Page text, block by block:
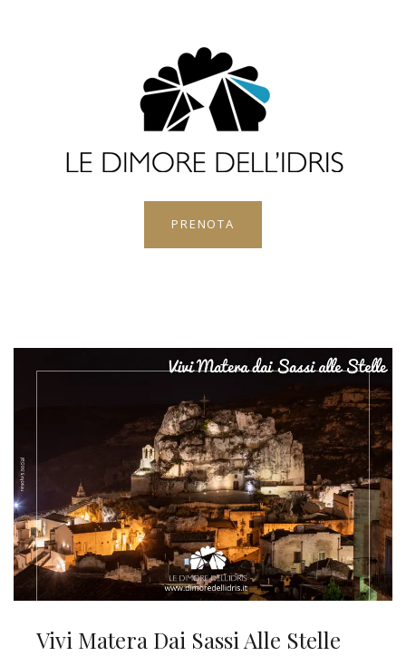
PRENOTA
Vivi Matera Dai Sassi Alle Stelle